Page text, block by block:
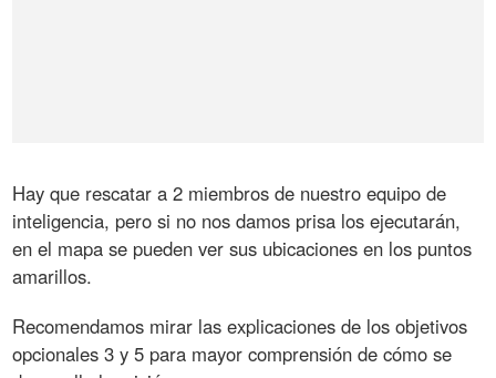
Hay que rescatar a 2 miembros de nuestro equipo de
inteligencia, pero si no nos damos prisa los ejecutarán,
en el mapa se pueden ver sus ubicaciones en los puntos
amarillos.
Recomendamos mirar las explicaciones de los objetivos
opcionales 3 y 5 para mayor comprensión de cómo se